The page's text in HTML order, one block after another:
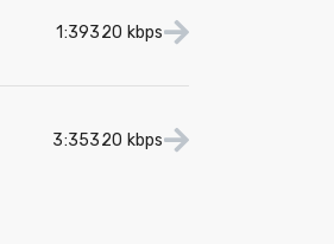
1:39320 kbps
3:35320 kbps